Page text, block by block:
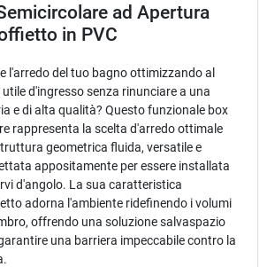
ad Apertura
in PVC
l'arredo del tuo bagno ottimizzando al
d'ingresso senza rinunciare a una
e di alta qualità? Questo funzionale box
rappresenta la scelta d'arredo ottimale
geometrica fluida, versatile e
appositamente per essere installata
d'angolo. La sua caratteristica
adorna l'ambiente ridefinendo i volumi
offrendo una soluzione salvaspazio
una barriera impeccabile contro la